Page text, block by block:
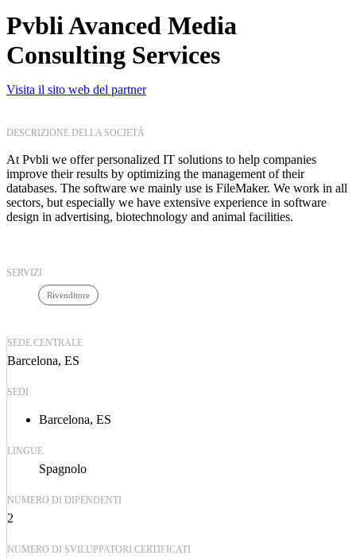
Pvbli Avanced Media
Consulting Services
Visita il sito web del partner
DESCRIZIONE DELLA SOCIETÀ
At Pvbli we offer personalized IT solutions to help companies
improve their results by optimizing the management of their
databases. The software we mainly use is FileMaker. We work in all
sectors, but especially we have extensive experience in software
design in advertising, biotechnology and animal facilities.
SERVIZI
Rivenditore
SEDE CENTRALE
Barcelona, ES
SEDI
Barcelona, ES
LINGUE
Spagnolo
NUMERO DI DIPENDENTI
2
NUMERO DI SVILUPPATORI CERTIFICATI